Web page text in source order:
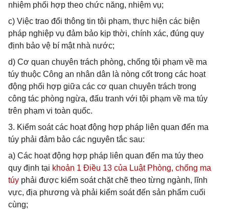
nhiệm phối hợp theo chức năng, nhiệm vụ;
c) Việc trao đổi thông tin tội phạm, thực hiện các biện
pháp nghiệp vụ đảm bảo kịp thời, chính xác, đúng quy
định bảo vệ bí mật nhà nước;
d) Cơ quan chuyên trách phòng, chống tội phạm về ma
túy thuộc Công an nhân dân là nòng cốt trong các hoạt
động phối hợp giữa các cơ quan chuyên trách trong
công tác phòng ngừa, đấu tranh với tội phạm về ma túy
trên phạm vi toàn quốc.
3. Kiểm soát các hoạt động hợp pháp liên quan đến ma
túy phải đảm bảo các nguyên tắc sau:
a) Các hoạt động hợp pháp liên quan đến ma túy theo
quy định tại khoản 1 Điều 13 của Luật Phòng, chống ma
túy phải được kiểm soát chặt chẽ theo từng ngành, lĩnh
vực, địa phương và phải kiểm soát đến sản phẩm cuối
cùng;